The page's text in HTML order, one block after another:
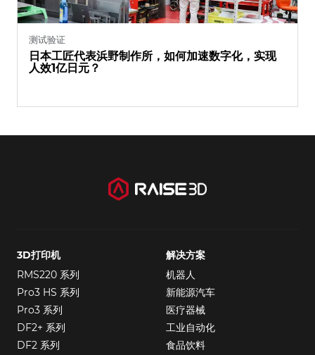
测试验证
日本工匠代表浜野制作所，如何加速数字化，实现
人效1亿日元？
3D打印机
RMS220 系列
Pro3 HS 系列
Pro3 系列
DF2+ 系列
DF2 系列
解决方案
机器人
新能源汽车
医疗器械
工业自动化
食品饮料